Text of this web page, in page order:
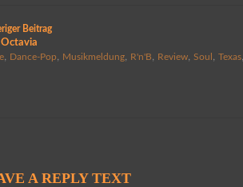
Beitrag
Dance-Pop Musikmeldung R'n'B Review ,Soul ,Texas
A REPLY TEXT